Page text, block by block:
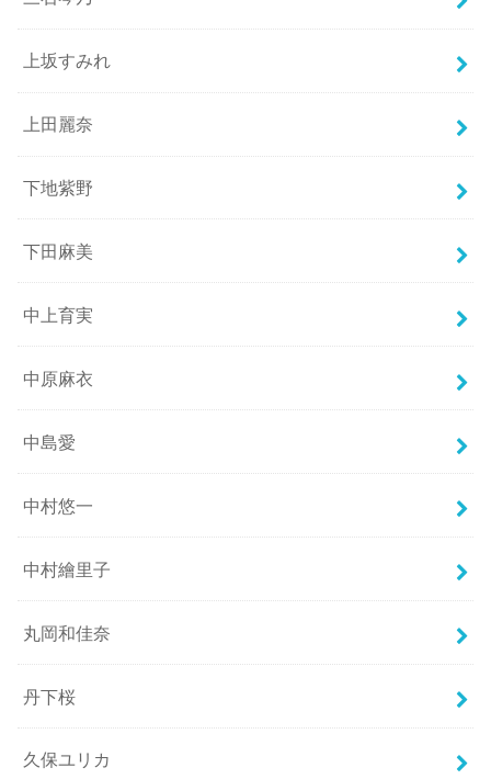
上坂すみれ
上田麗奈
下地紫野
下田麻美
中上育実
中原麻衣
中島愛
中村悠一
中村繪里子
丸岡和佳奈
丹下桜
久保ユリカ